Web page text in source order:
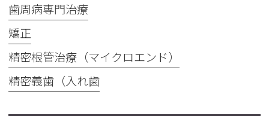
歯周病専門治療
矯正
精密根管治療（マイクロエンド）
精密義歯（入れ歯